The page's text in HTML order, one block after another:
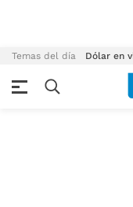
Temas del día Dólar en